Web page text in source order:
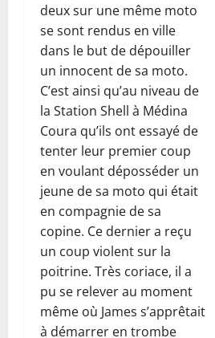
deux sur une même moto
se sont rendus en ville
dans le but de dépouiller
un innocent de sa moto.
C’est ainsi qu’au niveau de
la Station Shell à Médina
Coura qu’ils ont essayé de
tenter leur premier coup
en voulant déposséder un
jeune de sa moto qui était
en compagnie de sa
copine. Ce dernier a reçu
un coup violent sur la
poitrine. Très coriace, il a
pu se relever au moment
même où James s’apprêtait
à démarrer en trombe